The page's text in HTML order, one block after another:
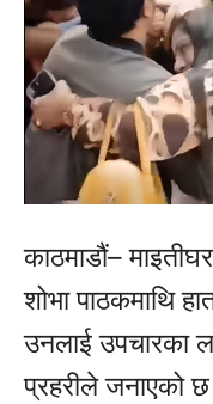
काठमाडौं–
शोभा पाठकमाथि
उनलाई उपचारका
प्रहरीले जनाएको